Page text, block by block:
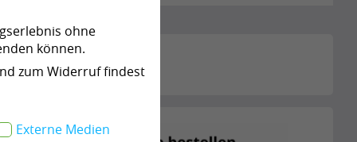
ohne
können.
zum Widerruf findest
Externe Medien